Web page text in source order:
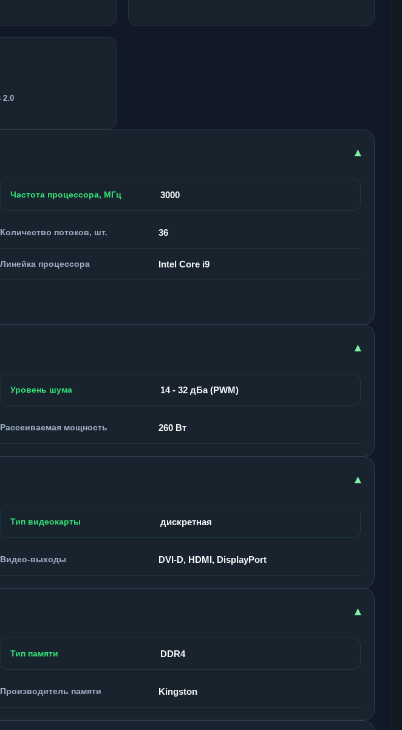
2.0
▾
Частота процессора, МГц 3000
Количество потоков, шт. 36
Линейка процессора Intel Core i9
▾
Уровень шума 14 - 32 дБа (PWM)
Рассеиваемая мощность 260 Вт
▾
Тип видеокарты дискретная
Видео-выходы DVI-D, HDMI, DisplayPort
▾
Тип памяти DDR4
Производитель памяти Kingston